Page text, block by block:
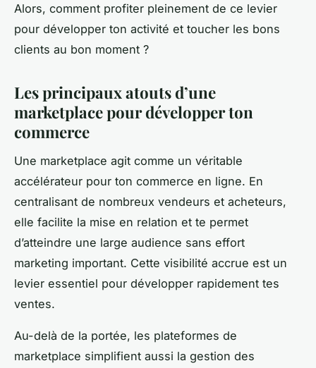
Alors, comment profiter pleinement de ce levier
pour développer ton activité et toucher les bons
clients au bon moment ?
Les principaux atouts d’une
marketplace pour développer ton
commerce
Une marketplace agit comme un véritable
accélérateur pour ton commerce en ligne. En
centralisant de nombreux vendeurs et acheteurs,
elle facilite la mise en relation et te permet
d’atteindre une large audience sans effort
marketing important. Cette visibilité accrue est un
levier essentiel pour développer rapidement tes
ventes.
Au-delà de la portée, les plateformes de
marketplace simplifient aussi la gestion des